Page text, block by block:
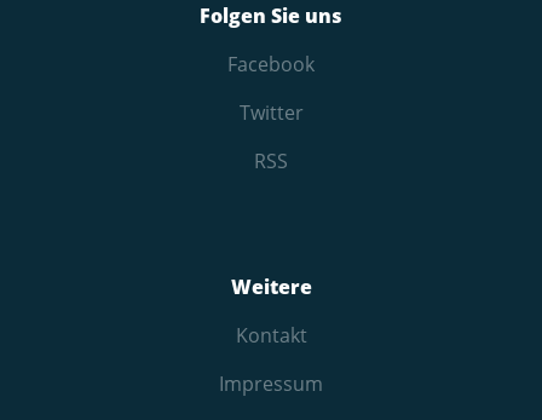
Folgen Sie uns
Facebook
Twitter
RSS
Weitere
Kontakt
Impressum